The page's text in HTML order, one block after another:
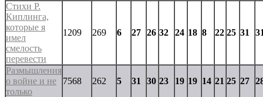
Стихи Р.
Киплинга,
которые я
имел
смелость
перевести
1209 269 6 27 26 32 24 18 8 22 25 31
Размышления
о войне и не
только
7568 262 5 31 30 23 19 19 14 21 25 27